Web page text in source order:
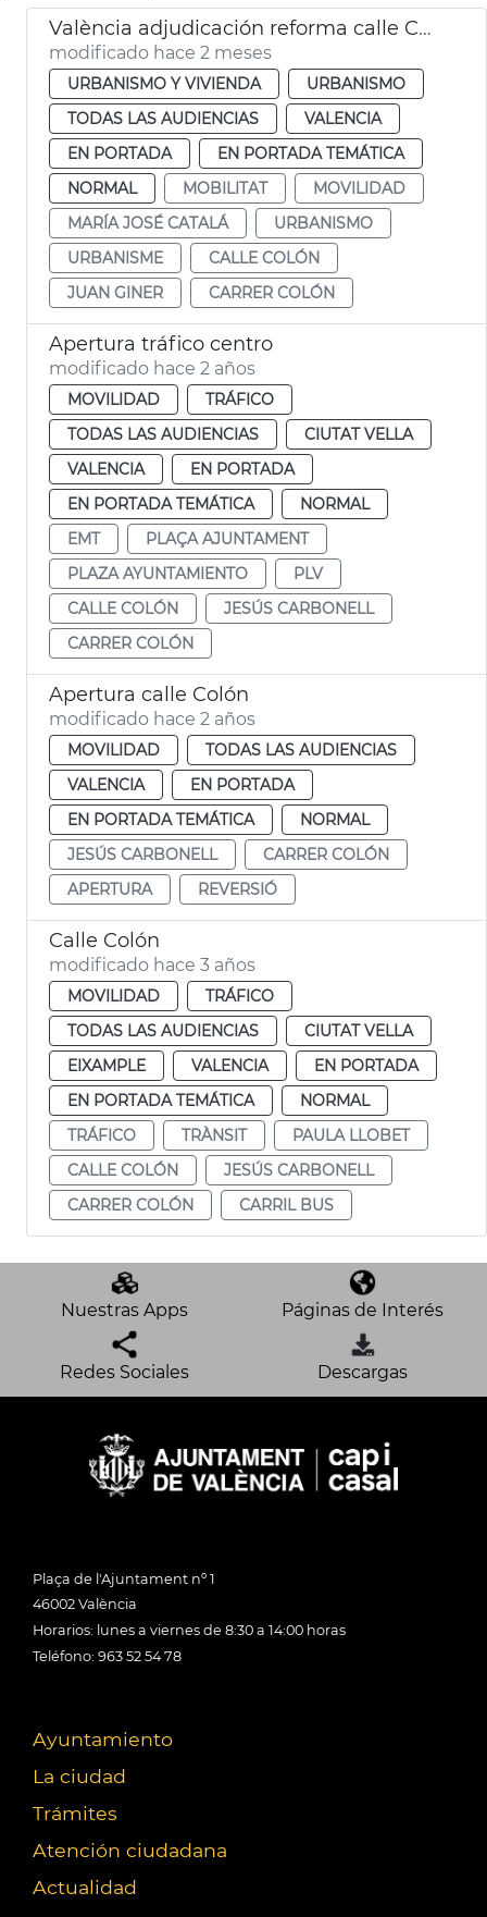
València adjudicación reforma calle Colón
modificado hace 2 meses
URBANISMO Y VIVIENDA
URBANISMO
TODAS LAS AUDIENCIAS
VALENCIA
EN PORTADA
EN PORTADA TEMÁTICA
NORMAL
MOBILITAT
MOVILIDAD
MARÍA JOSÉ CATALÁ
URBANISMO
URBANISME
CALLE COLÓN
JUAN GINER
CARRER COLÓN
Apertura tráfico centro
modificado hace 2 años
MOVILIDAD
TRÁFICO
TODAS LAS AUDIENCIAS
CIUTAT VELLA
VALENCIA
EN PORTADA
EN PORTADA TEMÁTICA
NORMAL
EMT
PLAÇA AJUNTAMENT
PLAZA AYUNTAMIENTO
PLV
CALLE COLÓN
JESÚS CARBONELL
CARRER COLÓN
Apertura calle Colón
modificado hace 2 años
MOVILIDAD
TODAS LAS AUDIENCIAS
VALENCIA
EN PORTADA
EN PORTADA TEMÁTICA
NORMAL
JESÚS CARBONELL
CARRER COLÓN
APERTURA
REVERSIÓ
Calle Colón
modificado hace 3 años
MOVILIDAD
TRÁFICO
TODAS LAS AUDIENCIAS
CIUTAT VELLA
EIXAMPLE
VALENCIA
EN PORTADA
EN PORTADA TEMÁTICA
NORMAL
TRÁFICO
TRÀNSIT
PAULA LLOBET
CALLE COLÓN
JESÚS CARBONELL
CARRER COLÓN
CARRIL BUS
Nuestras Apps Páginas de Interés
Redes Sociales Descargas
Plaça de l'Ajuntament nº 1
46002 València
Horarios: lunes a viernes de 8:30 a 14:00 horas
Teléfono: 963 52 54 78
Ayuntamiento
La ciudad
Trámites
Atención ciudadana
Actualidad